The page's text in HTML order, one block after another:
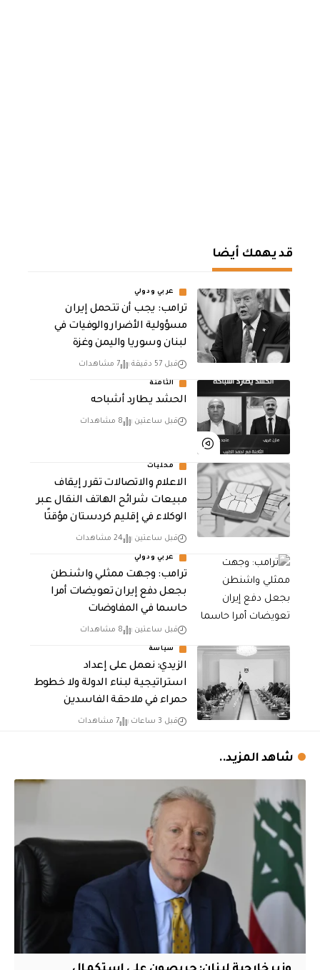
قد يهمك أيضا
عربي ودولي
ترامب: يجب أن تتحمل إيران
مسؤولية الأضرار والوفيات في
لبنان وسوريا واليمن وغزة
قبل 57 دقيقة 7 مشاهدات
الثامنة
الحشد يطارد أشباحه
قبل ساعتين 8 مشاهدات
محليات
الاعلام والاتصالات تقرر إيقاف
مبيعات شرائح الهاتف النقال عبر
الوكلاء في إقليم كردستان مؤقتًا
قبل ساعتين 24 مشاهدات
عربي ودولي
‏ترامب: وجهت ممثلي واشنطن
بجعل دفع إيران تعويضات أمرا
حاسما في المفاوضات
قبل ساعتين 8 مشاهدات
سياسة
الزيدي: نعمل على إعداد
استراتيجية لبناء الدولة ولا خطوط
حمراء في ملاحقة الفاسدين
قبل 3 ساعات 7 مشاهدات
شاهد المزيد..